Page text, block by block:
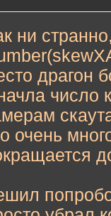
ни
драгон
число
очень